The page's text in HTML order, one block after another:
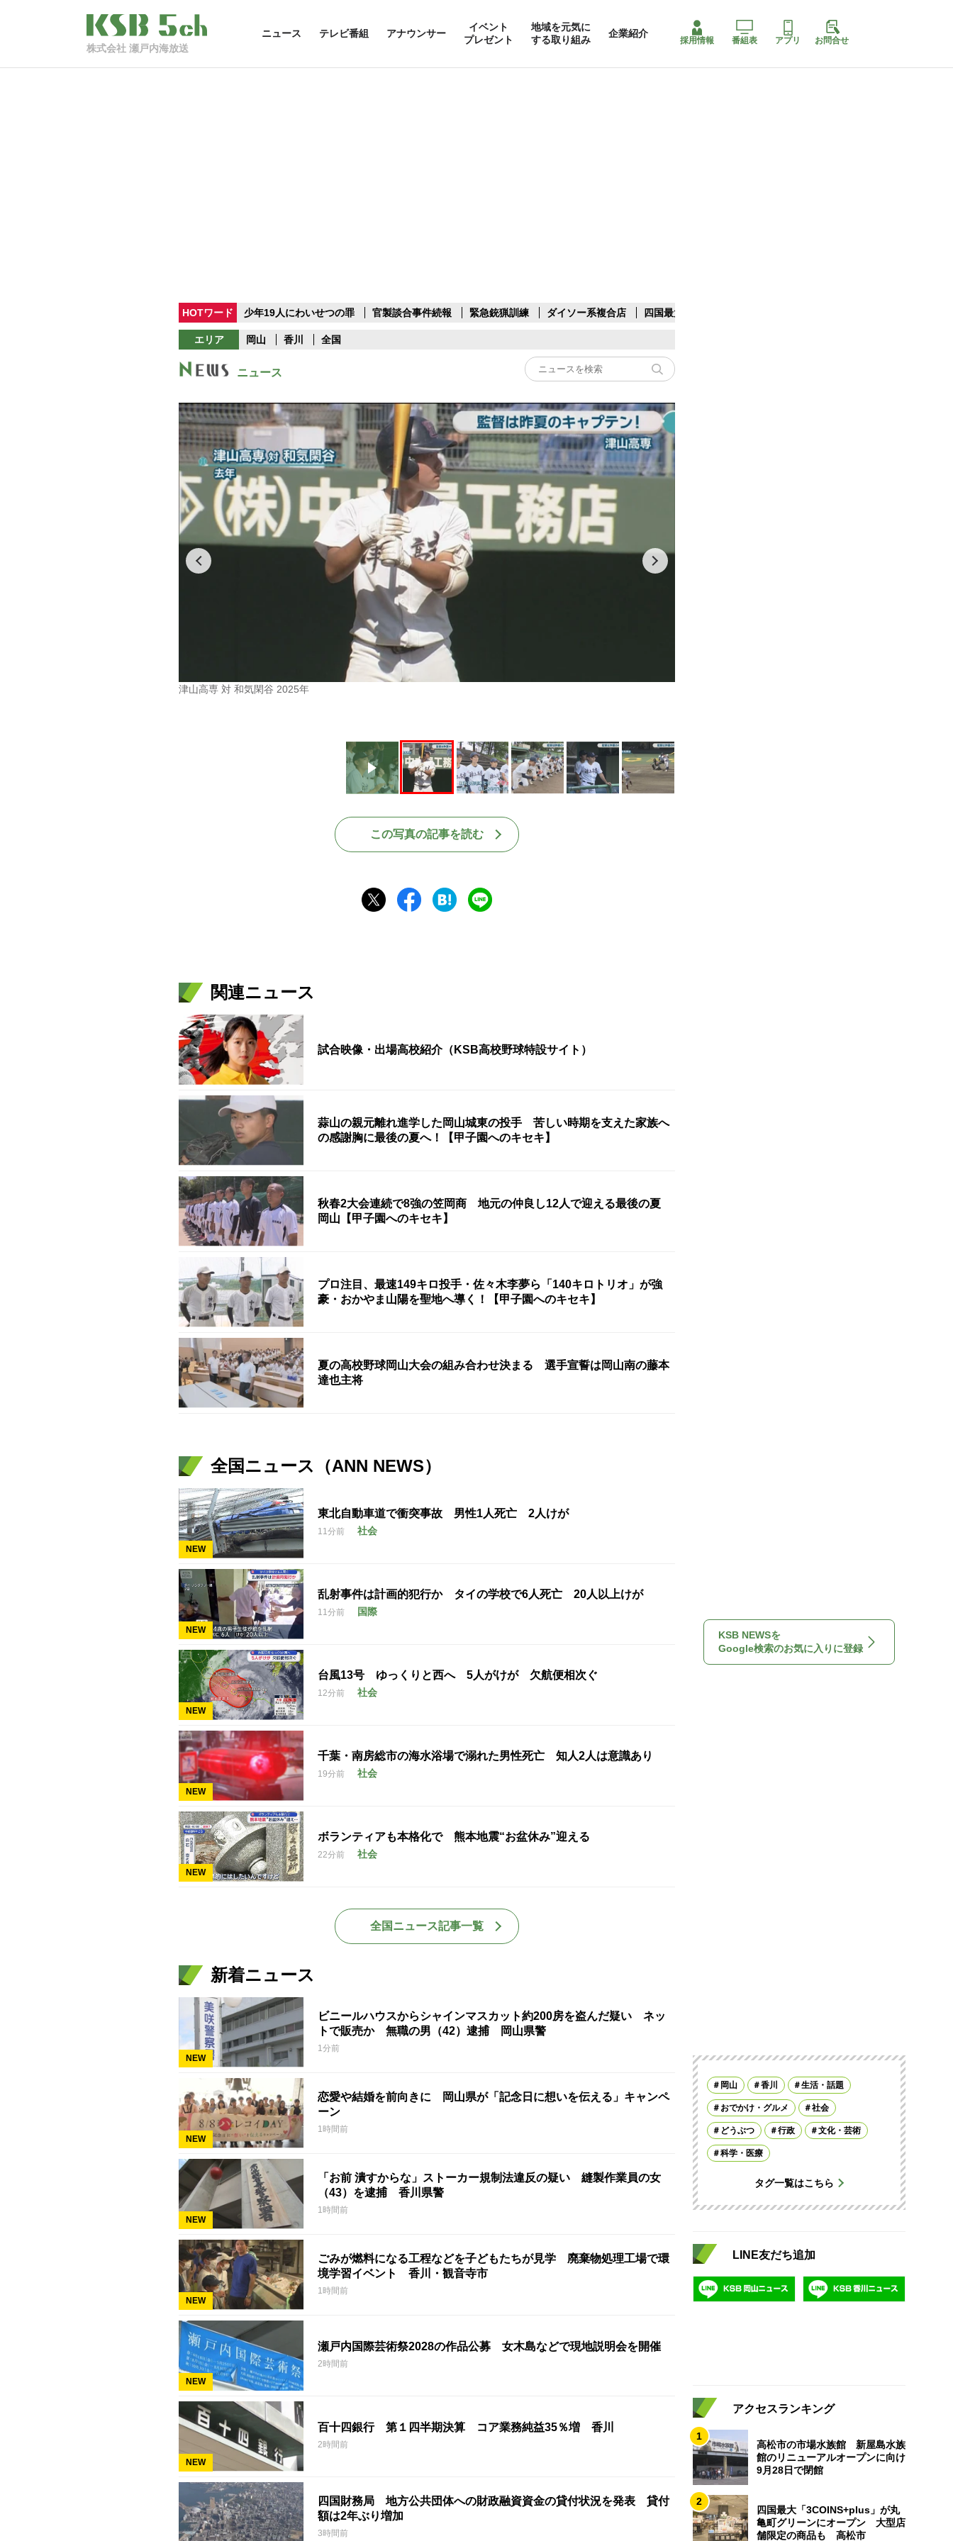
株式会社 瀬戸内海放送
ニュース テレビ番組 アナウンサー
イベント
プレゼント
地域を元気に
する取り組み
企業紹介
採用情報 番組表 アプリ お問合せ
HOTワード 少年19人にわいせつの罪 官製談合事件続報 緊急銃猟訓練 ダイソー系複合店 四国最大スリコ
エリア 岡山 香川 全国
ニュース
Play
津山高専 対 和気閑谷 2025年
この写真の記事を読む
関連ニュース
試合映像・出場高校紹介（KSB高校野球特設サイト）
蒜山の親元離れ進学した岡山城東の投手 苦しい時期を支えた家族へ
の感謝胸に最後の夏へ！【甲子園へのキセキ】
秋春2大会連続で8強の笠岡商 地元の仲良し12人で迎える最後の夏
岡山【甲子園へのキセキ】
プロ注目、最速149キロ投手・佐々木李夢ら「140キロトリオ」が強
豪・おかやま山陽を聖地へ導く！【甲子園へのキセキ】
夏の高校野球岡山大会の組み合わせ決まる 選手宣誓は岡山南の藤本
達也主将
全国ニュース（ANN NEWS）
NEW
東北自動車道で衝突事故 男性1人死亡 2人けが
11分前 社会
NEW
乱射事件は計画的犯行か タイの学校で6人死亡 20人以上けが
11分前 国際
NEW
台風13号 ゆっくりと西へ 5人がけが 欠航便相次ぐ
12分前 社会
NEW
千葉・南房総市の海水浴場で溺れた男性死亡 知人2人は意識あり
19分前 社会
NEW
ボランティアも本格化で 熊本地震“お盆休み”迎える
22分前 社会
全国ニュース記事一覧
新着ニュース
NEW
ビニールハウスからシャインマスカット約200房を盗んだ疑い ネッ
トで販売か 無職の男（42）逮捕 岡山県警
1分前
NEW
恋愛や結婚を前向きに 岡山県が「記念日に想いを伝える」キャンペ
ーン
1時間前
NEW
「お前 潰すからな」ストーカー規制法違反の疑い 縫製作業員の女
（43）を逮捕 香川県警
1時間前
NEW
ごみが燃料になる工程などを子どもたちが見学 廃棄物処理工場で環
境学習イベント 香川・観音寺市
1時間前
NEW
瀬戸内国際芸術祭2028の作品公募 女木島などで現地説明会を開催
2時間前
NEW
百十四銀行 第１四半期決算 コア業務純益35％増 香川
2時間前
四国財務局 地方公共団体への財政融資資金の貸付状況を発表 貸付
額は2年ぶり増加
3時間前
KSB NEWSを
Google検索のお気に入りに登録
岡山 香川 生活・話題
おでかけ・グルメ 社会
どうぶつ 行政 文化・芸術
科学・医療
タグ一覧はこちら
LINE友だち追加
アクセスランキング
1
高松市の市場水族館 新屋島水族
館のリニューアルオープンに向け
9月28日で閉館
2
四国最大「3COINS+plus」が丸
亀町グリーンにオープン 大型店
舗限定の商品も 高松市